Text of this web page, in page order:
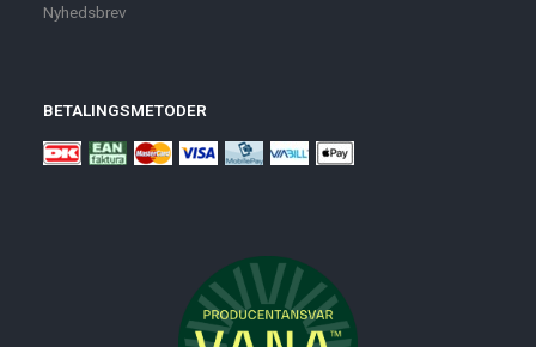
Nyhedsbrev
BETALINGSMETODER